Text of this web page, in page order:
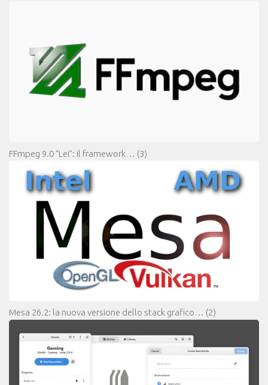
FFmpeg 9.0 “Lei”: il framework… (3)
Mesa 26.2: la nuova versione dello stack grafico… (2)